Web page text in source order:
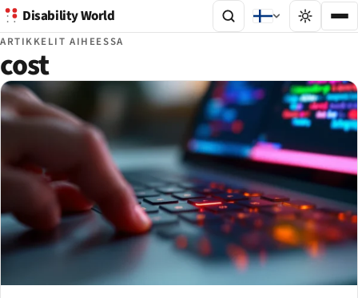
Disability World
ARTIKKELIT AIHEESSA
cost